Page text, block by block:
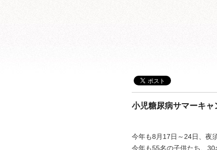
小児糖尿病サマーキャ
今年も8月17日～24日、夜
今年も55名の子供たち、